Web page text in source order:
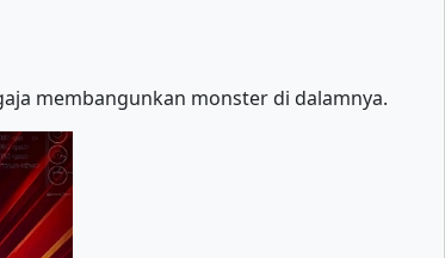
membangunkan monster di dalamnya.